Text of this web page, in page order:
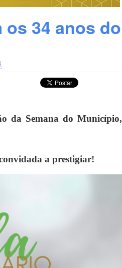
34 anos do
da Semana do Município,
a prestigiar!